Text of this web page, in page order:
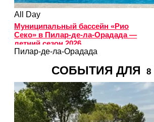
All Day
Муниципальный бассейн «Рио
Секо» в Пилар-де-ла-Орадада —
летний сезон 2026
Пилар-де-ла-Орадада
СОБЫТИЯ ДЛЯ 8